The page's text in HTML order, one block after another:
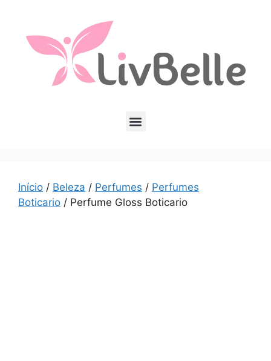
Início / Beleza / Perfumes / Perfumes
Boticario / Perfume Gloss Boticario